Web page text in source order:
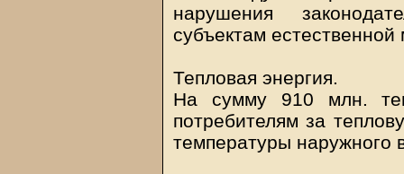
нарушения
субъектам
Тепловая энергия.
На сумму 910 млн.
потребителям за
температуры наружного